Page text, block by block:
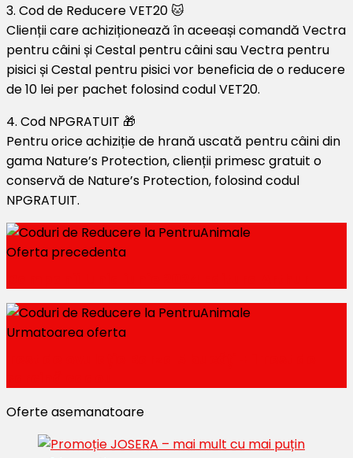
3. Cod de Reducere VET20 🐱
Clienții care achiziționează în aceeași comandă Vectra
pentru câini și Cestal pentru câini sau Vectra pentru
pisici și Cestal pentru pisici vor beneficia de o reducere
de 10 lei per pachet folosind codul VET20.
4. Cod NPGRATUIT 🎁
Pentru orice achiziție de hrană uscată pentru câini din
gama Nature’s Protection, clienții primesc gratuit o
conservă de Nature’s Protection, folosind codul
NPGRATUIT.
Oferta precedenta
Urmatoarea oferta
Oferte asemanatoare